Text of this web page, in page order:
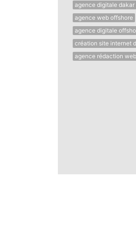
agence digitale dakar
agence web offshore
agence digitale
création site internet
agence rédaction web